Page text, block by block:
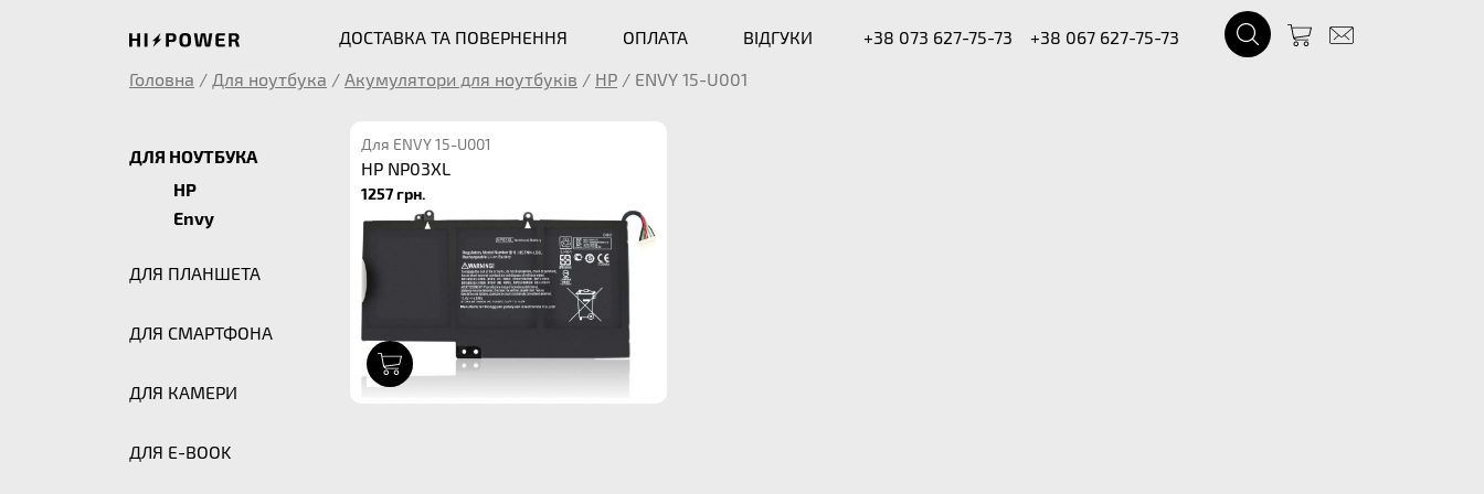
ДОСТАВКА ТА ПОВЕРНЕННЯ ОПЛАТА ВІДГУКИ +38 073 627-75-73
+38 067 627-75-73
Головна / Для ноутбука / Акумулятори для ноутбуків / HP / ENVY 15-U001
ДЛЯ НОУТБУКА
HP
Envy
ДЛЯ ПЛАНШЕТА
ДЛЯ СМАРТФОНА
ДЛЯ КАМЕРИ
ДЛЯ E-BOOK
Для ENVY 15-U001
HP NP03XL
1257 грн.